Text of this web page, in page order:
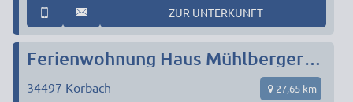
ZUR UNTERKUNFT
Ferienwohnung Haus Mühlberger****
34497 Korbach 27,65 km